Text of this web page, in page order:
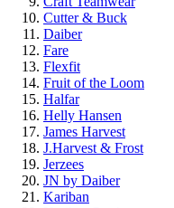
Cutter & Buck
Daiber
Fare
Flexfit
Fruit of the Loom
Halfar
Helly Hansen
James Harvest
J.Harvest & Frost
Jerzees
JN by Daiber
Kariban